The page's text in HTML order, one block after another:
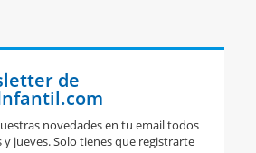
de
novedades en tu email todos
y jueves. Solo tienes que registrarte